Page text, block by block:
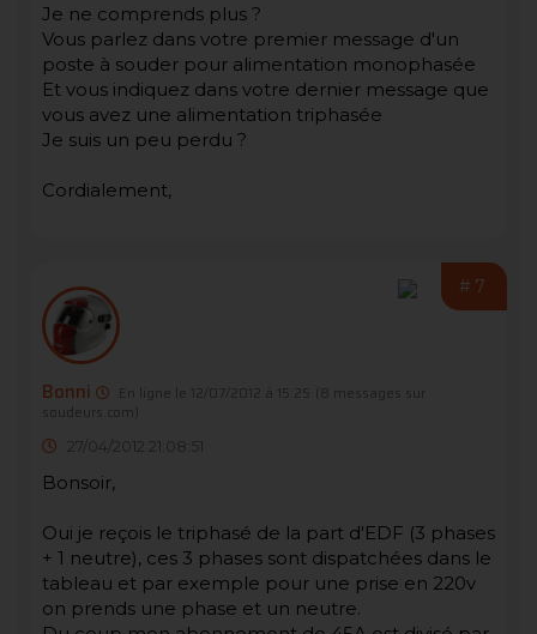
Je ne comprends plus ?
Vous parlez dans votre premier message d'un
poste à souder pour alimentation monophasée
Et vous indiquez dans votre dernier message que
vous avez une alimentation triphasée
Je suis un peu perdu ?
Cordialement,
#7
Bonni En ligne le 12/07/2012 à 15:25
(8 messages sur
soudeurs.com)
27/04/2012 21:08:51
Bonsoir,
Oui je reçois le triphasé de la part d'EDF (3 phases
+ 1 neutre), ces 3 phases sont dispatchées dans le
tableau et par exemple pour une prise en 220v
on prends une phase et un neutre.